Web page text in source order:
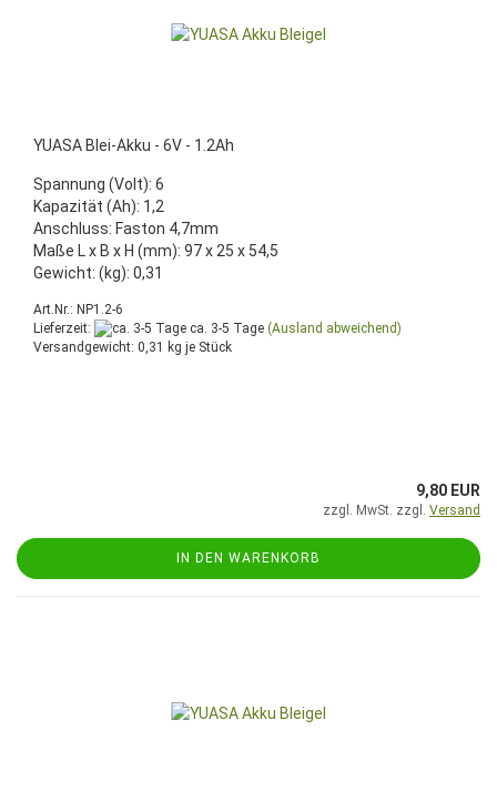
YUASA Blei-Akku - 6V - 1.2Ah
Spannung (Volt): 6
Kapazität (Ah): 1,2
Anschluss: Faston 4,7mm
Maße L x B x H (mm): 97 x 25 x 54,5
Gewicht: (kg): 0,31
Art.Nr.: NP1.2-6
Lieferzeit:
ca. 3-5 Tage (Ausland abweichend)
Versandgewicht: 0,31 kg je Stück
9,80 EUR
zzgl. MwSt. zzgl. Versand
IN DEN WARENKORB